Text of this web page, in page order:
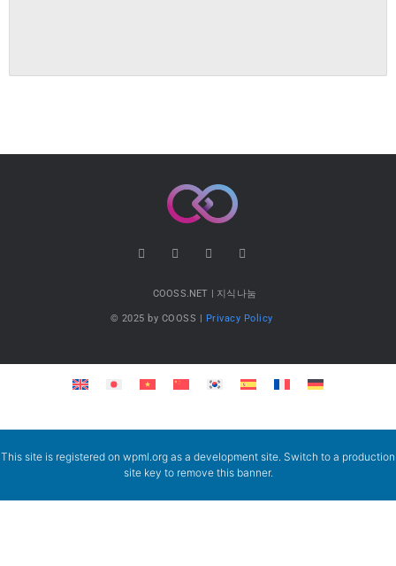
COOSS.NET | 지식나눔
© 2025 by COOSS | Privacy Policy
This site is registered on wpml.org as a development site. Switch to a production
site key to remove this banner.